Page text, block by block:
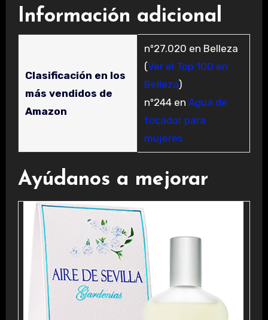
Información adicional
Clasificación en los
más vendidos de
Amazon
nº27.020 en Belleza
(Ver el Top 100 en
Belleza)
nº244 en Agua de
tocador para
mujeres
Ayúdanos a mejorar